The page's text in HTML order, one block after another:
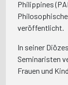
Philippines
veröffentlicht.
In seiner
Seminaristen
Frauen und